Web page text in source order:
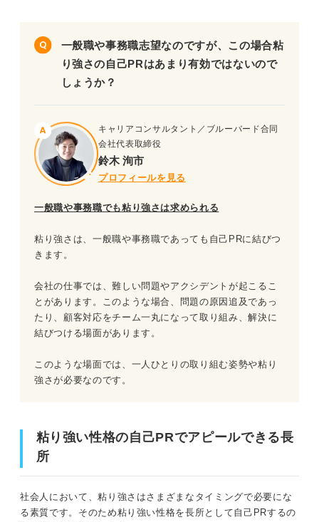
一般職や事務職志望なのですが、この場合粘
り強さの自己PRはあまり有効ではないので
しょうか？
キャリアコンサルタント／ブルーバード合同
会社代表取締役
鈴木 洵市
プロフィールを見る
一般職や事務職でも粘り強さは求められる
粘り強さは、一般職や事務職であっても自己PRに結びつ
きます。
会社の仕事では、難しい問題やアクシデントが起こるこ
とがあります。このような場合、問題の原因追及であっ
たり、顧客対応をチーム一丸になって取り組み、解決に
結びつける場面があります。
このような場面では、一人ひとりの取り組む姿勢や粘り
強さが必要なのです。
粘り強い性格の自己PRでアピールできる長
所
社会人において、粘り強さはさまざまなタイミングで必要にな
る素質です。そのため粘り強い性格を長所として自己PRするの